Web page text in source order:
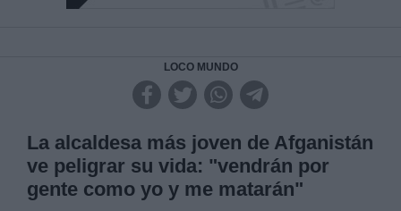
LOCO MUNDO
La alcaldesa más joven de Afganistán
ve peligrar su vida: "vendrán por
gente como yo y me matarán"
Legitimación: